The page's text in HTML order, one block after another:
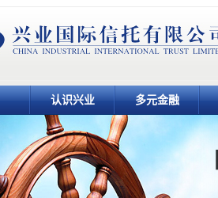
认识兴业 多元金融